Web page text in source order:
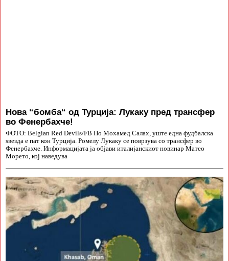
Нова “бомба“ од Турција: Лукаку пред трансфер
во Фенербахче!
ФОТО: Belgian Red Devils/FB По Мохамед Салах, уште една фудбалска
ѕвезда е пат кон Турција. Ромелу Лукаку се поврзува со трансфер во
Фенербахче. Информацијата ја објави италијанскиот новинар Матео
Морето, кој наведува